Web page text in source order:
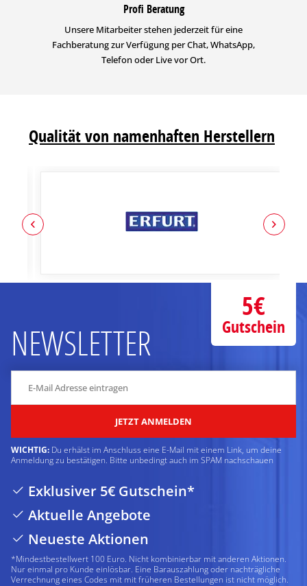
Profi Beratung
Unsere Mitarbeiter stehen jederzeit für eine
Fachberatung zur Verfügung per Chat, WhatsApp,
Telefon oder Live vor Ort.
Qualität von namenhaften Herstellern
NEWSLETTER
JETZT ANMELDEN
WICHTIG: Du erhälst im Anschluss eine E-Mail mit einem Link, um deine
Anmeldung zu bestätigen. Bitte unbedingt auch im SPAM nachschauen
Exklusiver 5€ Gutschein*
Aktuelle Angebote
Neueste Aktionen
*Mindestbestellwert 100 Euro. Nicht kombinierbar mit anderen Aktionen.
Nur einmal pro Kunde einlösbar. Eine Barauszahlung oder nachträgliche
Verrechnung eines Codes mit mit früheren Bestellungen ist nicht möglich.
5€
Gutschein